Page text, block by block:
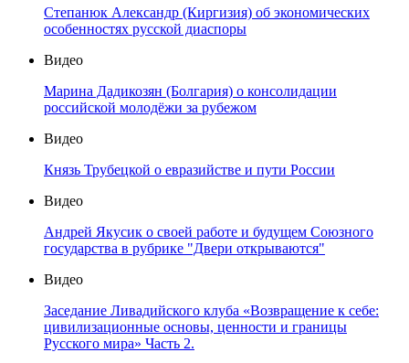
Степанюк Александр (Киргизия) об экономических
особенностях русской диаспоры
Видео
Марина Дадикозян (Болгария) о консолидации
российской молодёжи за рубежом
Видео
Князь Трубецкой о евразийстве и пути России
Видео
Андрей Якусик о своей работе и будущем Союзного
государства в рубрике "Двери открываются"
Видео
Заседание Ливадийского клуба «Возвращение к себе:
цивилизационные основы, ценности и границы
Русского мира» Часть 2.